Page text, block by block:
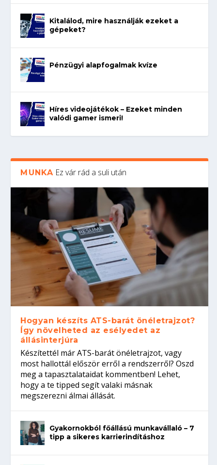
Kitalálod, mire használják ezeket a
gépeket?
Pénzügyi alapfogalmak kvíze
Híres videojátékok – Ezeket minden
valódi gamer ismeri!
MUNKA Ez vár rád a suli után
Hogyan készíts ATS-barát önéletrajzot?
Így növelheted az esélyedet az
állásinterjúra
Készítettél már ATS-barát önéletrajzot, vagy
most hallottál először erről a rendszerről? Oszd
meg a tapasztalataidat kommentben! Lehet,
hogy a te tipped segít valaki másnak
megszerezni álmai állását.
Gyakornokból főállású munkavállaló – 7
tipp a sikeres karrierindításhoz